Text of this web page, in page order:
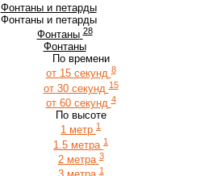
Фонтаны и петарды
Фонтаны и петарды
Фонтаны 28
Фонтаны
По времени
от 15 секунд 8
от 30 секунд 15
от 60 секунд 4
По высоте
1 метр 1
1.5 метра 1
2 метра 3
1